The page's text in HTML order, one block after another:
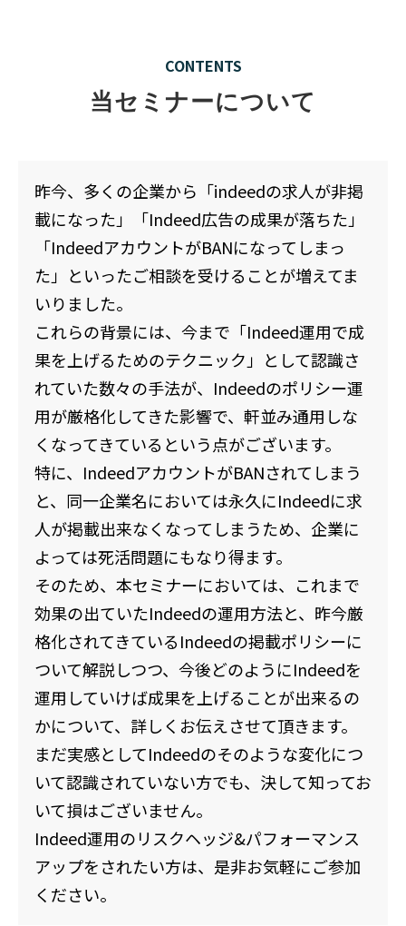
CONTENTS
当セミナーについて
昨今、多くの企業から「indeedの求人が非掲
載になった」「Indeed広告の成果が落ちた」
「IndeedアカウントがBANになってしまっ
た」といったご相談を受けることが増えてま
いりました。
これらの背景には、今まで「Indeed運用で成
果を上げるためのテクニック」として認識さ
れていた数々の手法が、Indeedのポリシー運
用が厳格化してきた影響で、軒並み通用しな
くなってきているという点がございます。
特に、IndeedアカウントがBANされてしまう
と、同一企業名においては永久にIndeedに求
人が掲載出来なくなってしまうため、企業に
よっては死活問題にもなり得ます。
そのため、本セミナーにおいては、これまで
効果の出ていたIndeedの運用方法と、昨今厳
格化されてきているIndeedの掲載ポリシーに
ついて解説しつつ、今後どのようにIndeedを
運用していけば成果を上げることが出来るの
かについて、詳しくお伝えさせて頂きます。
まだ実感としてIndeedのそのような変化につ
いて認識されていない方でも、決して知ってお
いて損はございません。
Indeed運用のリスクヘッジ&パフォーマンス
アップをされたい方は、是非お気軽にご参加
ください。